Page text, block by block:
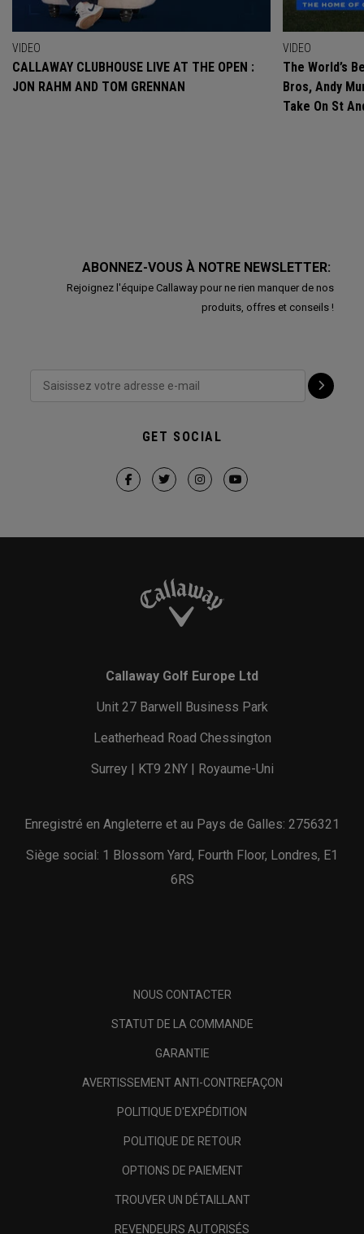
VIDEO
CALLAWAY CLUBHOUSE LIVE AT THE OPEN :
JON RAHM AND TOM GRENNAN
VIDEO
The World’s
Bros, Andy
Take On St
ABONNEZ-VOUS À NOTRE NEWSLETTER:
Rejoignez l'équipe Callaway pour ne rien manquer de nos
produits, offres et conseils !
GET SOCIAL
Callaway Golf Europe Ltd
Unit 27 Barwell Business Park
Leatherhead Road Chessington
Surrey | KT9 2NY | Royaume-Uni
Enregistré en Angleterre et au Pays de Galles: 2756321
Siège social: 1 Blossom Yard, Fourth Floor, Londres, E1
6RS
NOUS CONTACTER
STATUT DE LA COMMANDE
GARANTIE
AVERTISSEMENT ANTI-CONTREFAÇON
POLITIQUE D'EXPÉDITION
POLITIQUE DE RETOUR
OPTIONS DE PAIEMENT
TROUVER UN DÉTAILLANT
REVENDEURS AUTORISÉS